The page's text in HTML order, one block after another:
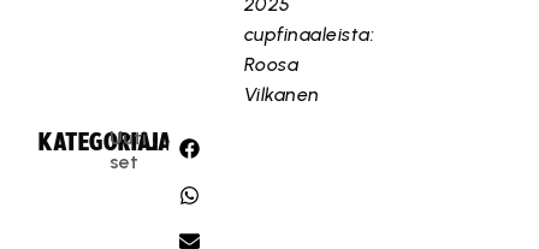
cupfinaaleista:
Roosa
Vilkanen
KATEGORIA:
Uuti
set
JAA: